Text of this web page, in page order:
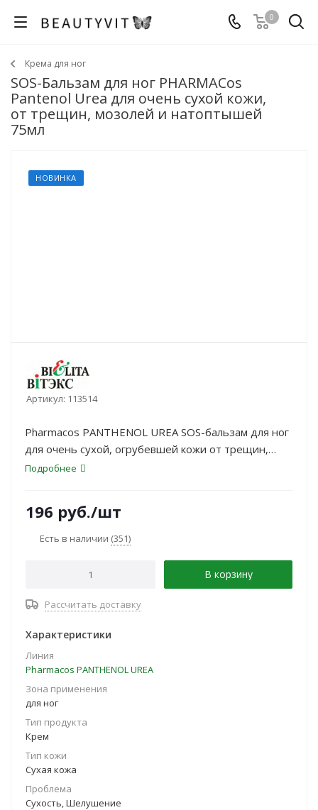
0
Крема для ног
SOS-Бальзам для ног PHARMACos
Pantenol Urea для очень сухой кожи,
от трещин, мозолей и натоптышей
75мл
НОВИНКА
Артикул: 113514
Pharmacos PANTHENOL UREA SOS-бальзам для ног
для очень сухой, огрубевшей кожи от трещин,
мозолей и натоптышей — активный бальзам для
загрубевшей, склонной к появлению трещин,
мозолей и натоптышей коже ног и помогает
Подробнее
196 руб./шт
Есть в наличии (351)
В корзину
Рассчитать доставку
Характеристики
Линия
Pharmacos PANTHENOL UREA
Зона применения
для ног
Тип продукта
Крем
Тип кожи
Сухая кожа
Проблема
Сухость, Шелушение